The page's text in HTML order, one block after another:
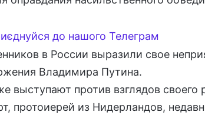
до нашого Телеграм
в России выразили свое
Владимира Путина.
выступают против взглядов своего
протоиерей из Нидерландов,